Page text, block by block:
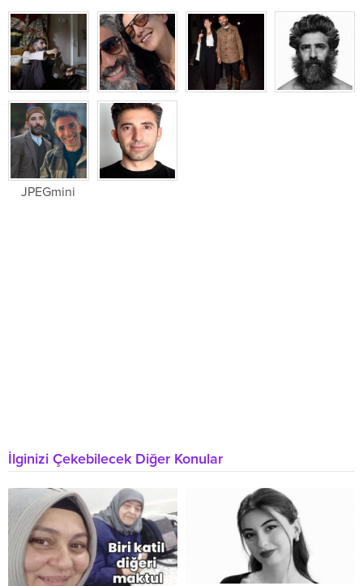
JPEGmini
İlginizi Çekebilecek Diğer Konular